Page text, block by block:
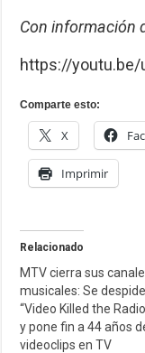
Con información
https://youtu.be/
Comparte esto:
X
Imprimir
Relacionado
MTV cierra sus
musicales: Se
“Video Killed the
y pone fin a 44 años
videoclips en TV